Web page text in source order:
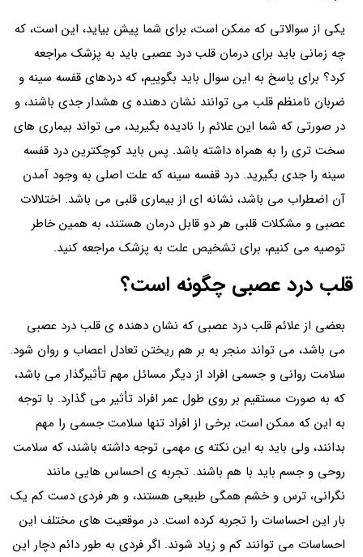
یکی از سوالاتی که ممکن است، برای شما پیش بیاید، این است، که
چه زمانی باید برای درمان قلب درد عصبی باید به پزشک مراجعه
کرد؟ برای پاسخ به این سوال باید بگوییم، که دردهای قفسه سینه و
ضربان نامنظم قلب می توانند نشان دهنده ی هشدار جدی باشند، و
در صورتی که شما این علائم را نادیده بگیرید، می تواند بیماری های
سخت تری را به همراه داشته باشد. پس باید کوچکترین درد قفسه
سینه را جدی بگیرید. درد قفسه سینه که علت اصلی به وجود آمدن
آن اضطراب می باشد، نشانه ای از بیماری قلبی می باشد. اختلالات
عصبی و مشکلات قلبی هر دو قابل درمان هستند، به همین خاطر
توصیه می کنیم، برای تشخیص علت به پزشک مراجعه کنید.
قلب درد عصبی چگونه است؟
بعضی از علائم قلب درد عصبی که نشان دهنده ی قلب درد عصبی
می باشد، می تواند منجر به بر هم ریختن تعادل اعصاب و روان شود.
سلامت روانی و جسمی‌ افراد از دیگر مسائل مهم تأثیرگذار می باشد،
که به صورت مستقیم بر روی طول عمر افراد تأثیر می گذارد. با توجه
به این که ممکن است، برخی از افراد تنها سلامت جسمی‌ را مهم
بدانند، ولی باید به این نکته ی مهمی توجه داشته باشند، که سلامت
روحی و جسم باید با هم باشند. تجربه ی احساس‌ هایی مانند
نگرانی، ترس و خشم همگی طبیعی هستند، و هر فردی دست کم یک
بار این احساسات را تجربه کرده است. در موقعیت‌ های مختلف این
احساسات می‌ توانند کم و زیاد شوند. اگر فردی به طور دائم دچار این